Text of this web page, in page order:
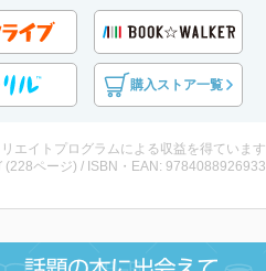
購入ストア一覧
エイトプログラムによる収益を得ています
(228ページ) / ISBN・EAN: 9784088926933